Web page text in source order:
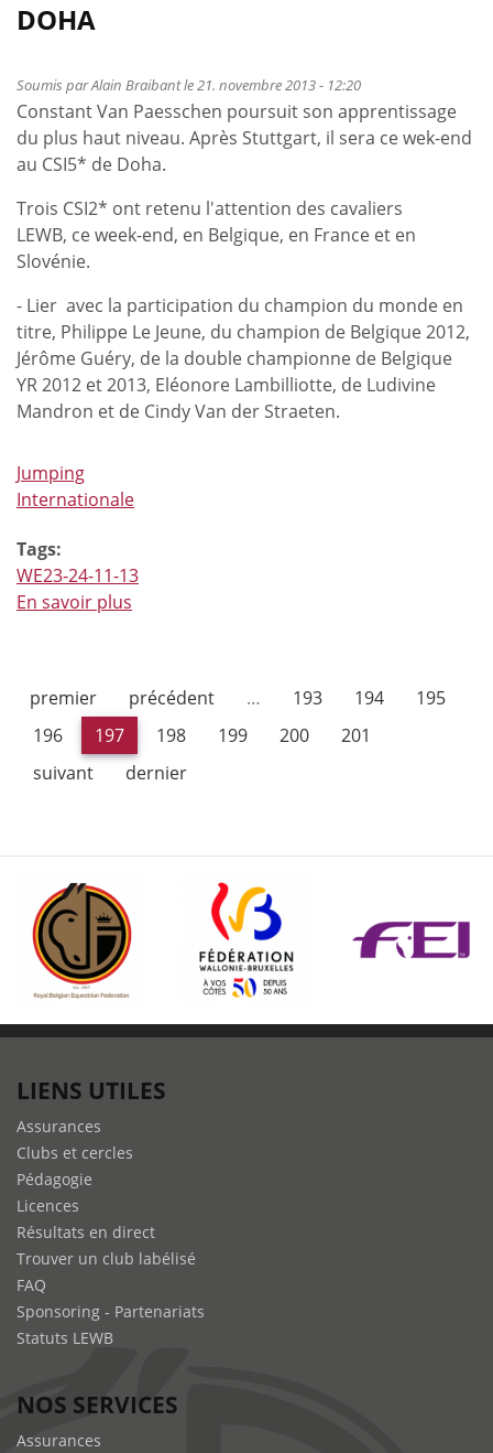
Doha
DOHA
Soumis parAlain Braibantle 21. novembre 2013 - 12:20
Constant Van Paesschen poursuit son apprentissage
du plus haut niveau. Après Stuttgart, il sera ce wek-end
au CSI5* de Doha.
Trois CSI2* ont retenu l'attention des cavaliers
LEWB, ce week-end, en Belgique, en France et en
Slovénie.
- Lier avec la participation du champion du monde en
titre, Philippe Le Jeune, du champion de Belgique 2012,
Jérôme Guéry, de la double championne de Belgique
YR 2012 et 2013, Eléonore Lambilliotte, de Ludivine
Mandron et de Cindy Van der Straeten.
Jumping
Internationale
Tags:
WE23-24-11-13
En savoir plus
Van
Paesschen
à
Doha
premier précédent … 193 194
195
196
197 198 199 200
201
suivant
dernier
LIENS UTILES
Assurances
Clubs et cercles
Pédagogie
Licences
Résultats en direct
Trouver un club labélisé
FAQ
Sponsoring - Partenariats
Statuts LEWB
NOS SERVICES
Assurances